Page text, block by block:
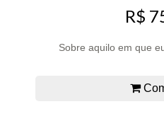
R$
Sobre aquilo em que